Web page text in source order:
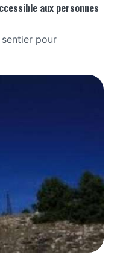
aux personnes
pour